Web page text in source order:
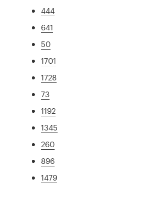
444
641
50
1701
1728
73
1192
1345
260
896
1479